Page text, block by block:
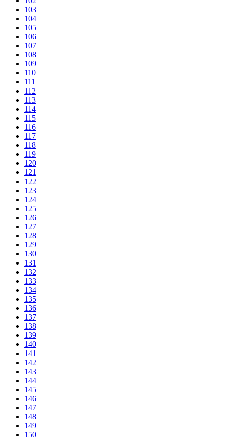
103
104
105
106
107
108
109
110
111
112
113
114
115
116
117
118
119
120
121
122
123
124
125
126
127
128
129
130
131
132
133
134
135
136
137
138
139
140
141
142
143
144
145
146
147
148
149
150